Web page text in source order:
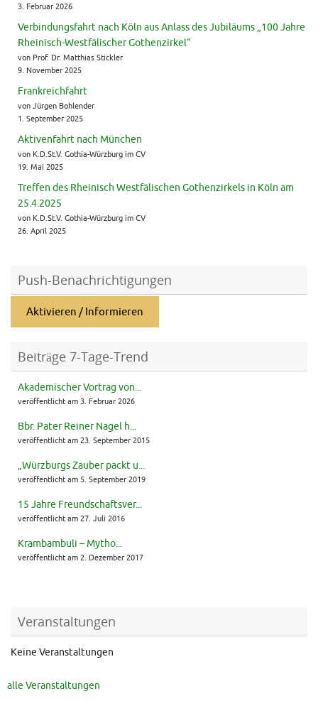
3. Februar 2026
Verbindungsfahrt nach Köln aus Anlass des Jubiläums „100 Jahre
Rheinisch-Westfälischer Gothenzirkel“
von Prof. Dr. Matthias Stickler
9. November 2025
Frankreichfahrt
von Jürgen Bohlender
1. September 2025
Aktivenfahrt nach München
von K.D.St.V. Gothia-Würzburg im CV
19. Mai 2025
Treffen des Rheinisch Westfälischen Gothenzirkels in Köln am
25.4.2025
von K.D.St.V. Gothia-Würzburg im CV
26. April 2025
Push-Benachrichtigungen
Aktivieren / Informieren
Beiträge 7-Tage-Trend
Akademischer Vortrag von...
veröffentlicht am 3. Februar 2026
Bbr. Pater Reiner Nagel h...
veröffentlicht am 23. September 2015
„Würzburgs Zauber packt u...
veröffentlicht am 5. September 2019
15 Jahre Freundschaftsver...
veröffentlicht am 27. Juli 2016
Krambambuli – Mytho...
veröffentlicht am 2. Dezember 2017
Veranstaltungen
Keine Veranstaltungen
alle Veranstaltungen